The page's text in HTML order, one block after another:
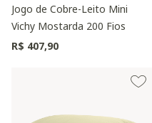
Jogo de Cobre-Leito Mini
Vichy Mostarda 200 Fios
R$ 407,90